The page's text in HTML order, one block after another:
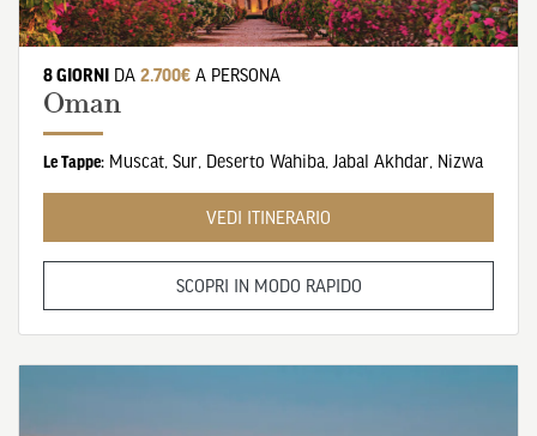
8 GIORNI DA 2.700€ A PERSONA
Oman
Le Tappe: Muscat, Sur, Deserto Wahiba, Jabal Akhdar, Nizwa
VEDI ITINERARIO
SCOPRI IN MODO RAPIDO